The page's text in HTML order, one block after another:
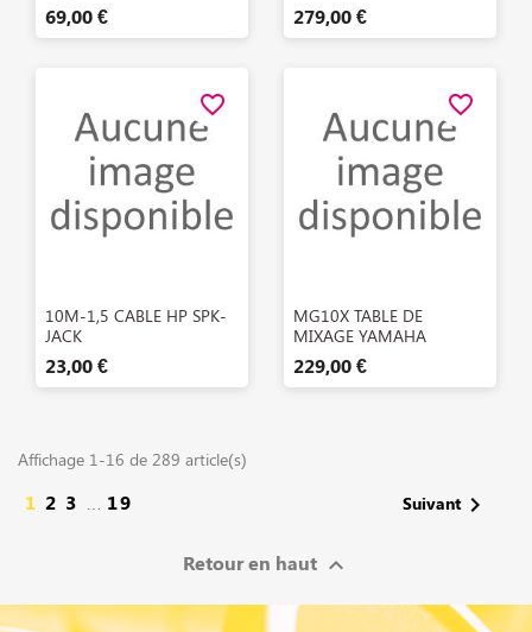
69,00 € 279,00 €
 Aperçu rapide
10M-1,5 CABLE HP SPK-
JACK
23,00 €
favorite_border
Aperçu rapide
MG10X TABLE DE
MIXAGE YAMAHA
229,00 €
favorite_border
Affichage 1-16 de 289 article(s)
1 2 3 19 Suivant
Retour en haut 